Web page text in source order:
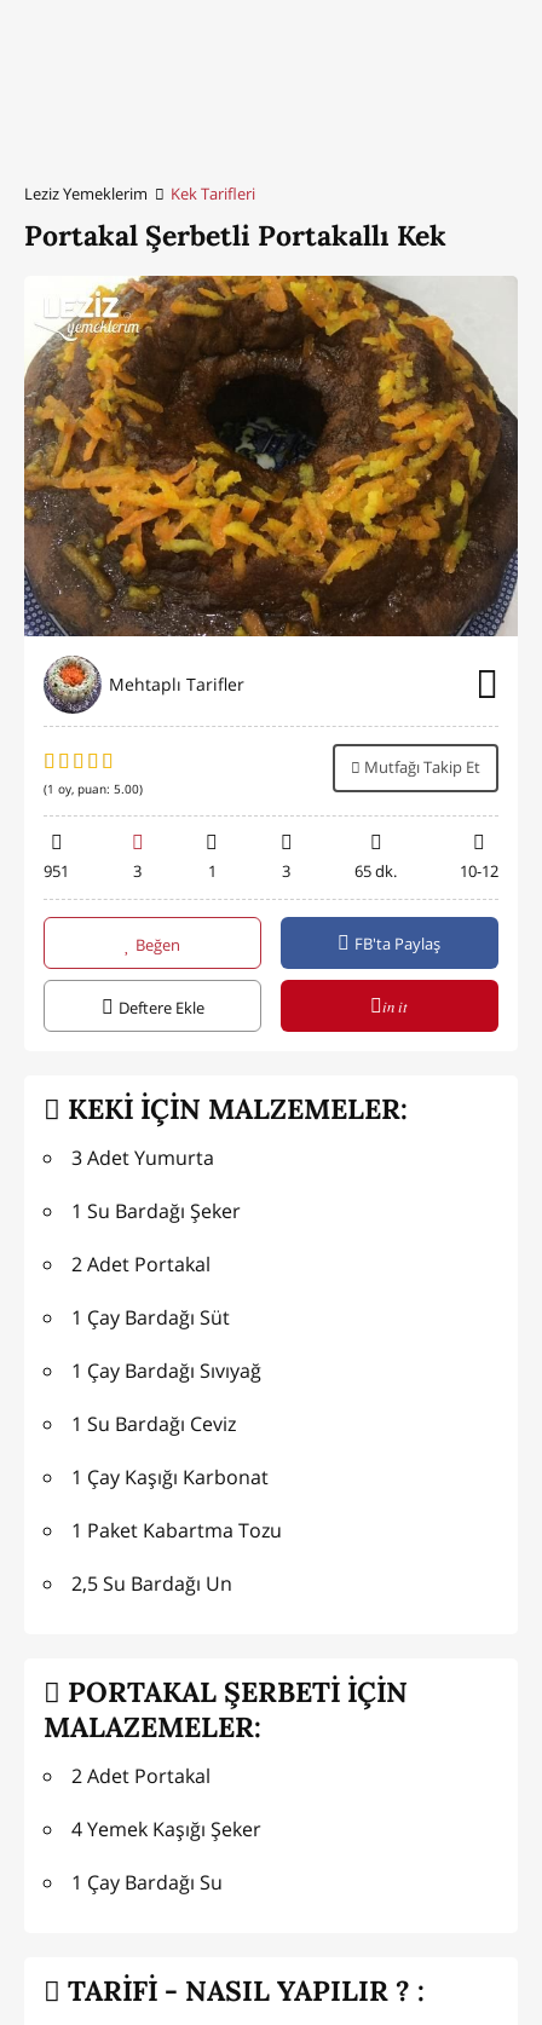
Leziz Yemeklerim Kek Tarifleri
Portakal Şerbetli Portakallı Kek
Mehtaplı Tarifler
(1 oy, puan: 5.00)
Mutfağı Takip Et
951 3 1 3 65 dk. 10-12
Beğen FB'ta Paylaş
Deftere Ekle in it
KEKİ İÇİN MALZEMELER:
3 Adet Yumurta
1 Su Bardağı Şeker
2 Adet Portakal
1 Çay Bardağı Süt
1 Çay Bardağı Sıvıyağ
1 Su Bardağı Ceviz
1 Çay Kaşığı Karbonat
1 Paket Kabartma Tozu
2,5 Su Bardağı Un
PORTAKAL ŞERBETİ İÇİN
MALAZEMELER:
2 Adet Portakal
4 Yemek Kaşığı Şeker
1 Çay Bardağı Su
TARİFİ - NASIL YAPILIR ? :